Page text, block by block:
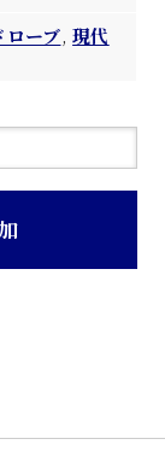
ローブ,現代